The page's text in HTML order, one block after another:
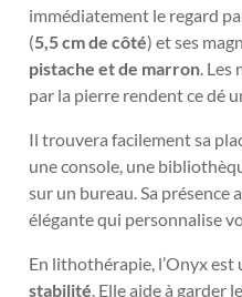
immédiatement le regard
(5,5 cm de côté) et ses
pistache et de marron .
par la pierre rendent ce dé
Il trouvera facilement sa
une console, une
sur un bureau. Sa
élégante qui personnalise
En lithothérapie, l’Onyx est
stabilité . Elle aide à garder